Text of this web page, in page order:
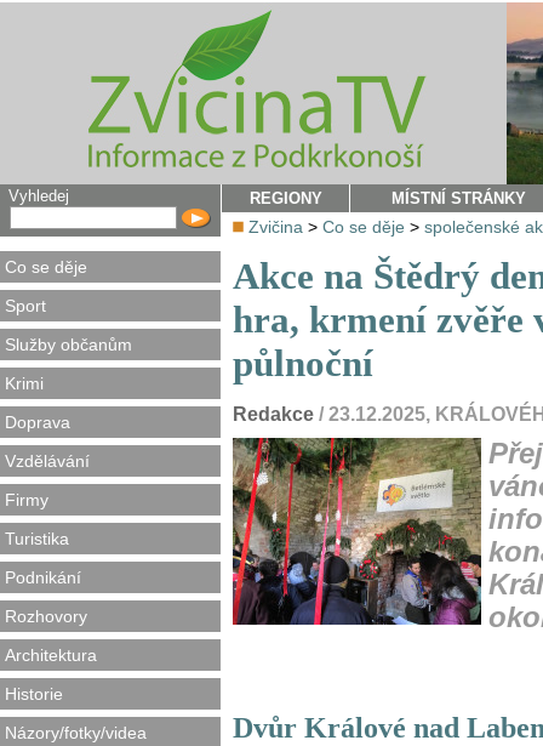
Vyhledej
Co se děje
Sport
Služby občanům
Krimi
Doprava
Vzdělávání
Firmy
Turistika
Podnikání
Rozhovory
Architektura
Historie
Názory/fotky/videa
REGIONY MÍSTNÍ STRÁNKY
Zvičina > Co se děje > společenské
Akce na Štědrý
hra, krmení zvěře
půlnoční
Redakce / 23.12.2025,
Dvůr Králové nad